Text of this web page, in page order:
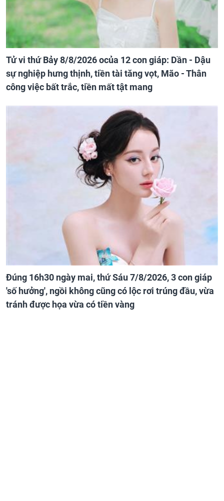
Tử vi thứ Bảy 8/8/2026 ocủa 12 con giáp: Dần - Dậu
sự nghiệp hưng thịnh, tiền tài tăng vọt, Mão - Thân
công việc bất trắc, tiền mất tật mang
Đúng 16h30 ngày mai, thứ Sáu 7/8/2026, 3 con giáp
'số hưởng', ngồi không cũng có lộc rơi trúng đầu, vừa
tránh được họa vừa có tiền vàng